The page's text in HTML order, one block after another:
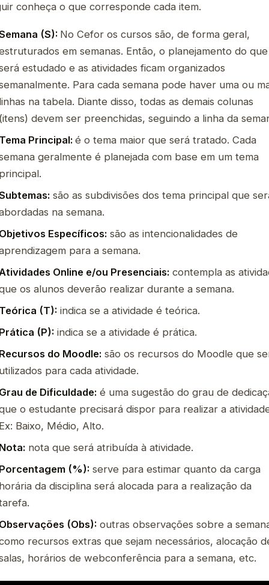
conheça o que corresponde cada item.
(S): No Cefor os cursos são, de forma geral,
em semanas. Então, o planejamento do que
estudado e as atividades ficam organizados
Para cada semana pode haver uma ou
na tabela. Diante disso, todas as demais colunas
devem ser preenchidas, seguindo a linha da
Principal: é o tema maior que será tratado. Cada
geralmente é planejada com base em um tema
são as subdivisões dos tema principal que
na semana.
Específicos: são as intencionalidades de
para a semana.
Online e/ou Presenciais: contempla as
os alunos deverão realizar durante a semana.
(T): indica se a atividade é teórica.
(P): indica se a atividade é prática.
do Moodle: são os recursos do Moodle que
para cada atividade.
de Dificuldade: é uma sugestão do grau de
o estudante precisará dispor para realizar a
Baixo, Médio, Alto.
nota que será atribuída à atividade.
(%): serve para estimar quanto da carga
da disciplina será alocada para a realização da
(Obs): outras observações sobre a
recursos extras que sejam necessários, alocação
horários de webconferência para a semana, etc.